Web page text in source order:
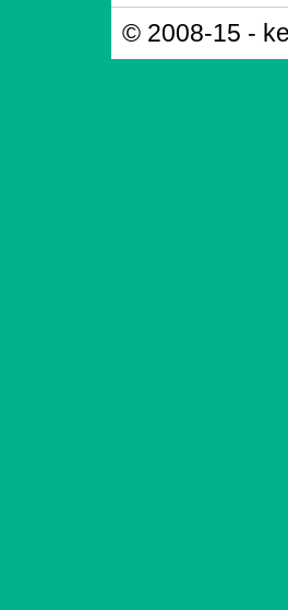
© 2008-15 -